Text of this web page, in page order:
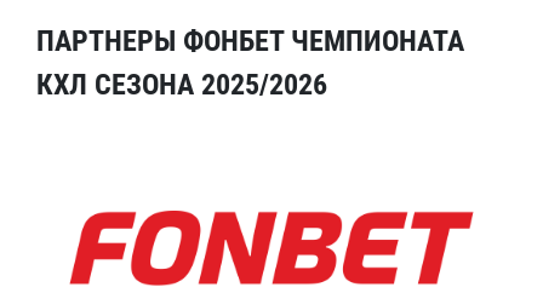
ПАРТНЕРЫ ФОНБЕТ ЧЕМПИОНАТА
КХЛ СЕЗОНА 2025/2026